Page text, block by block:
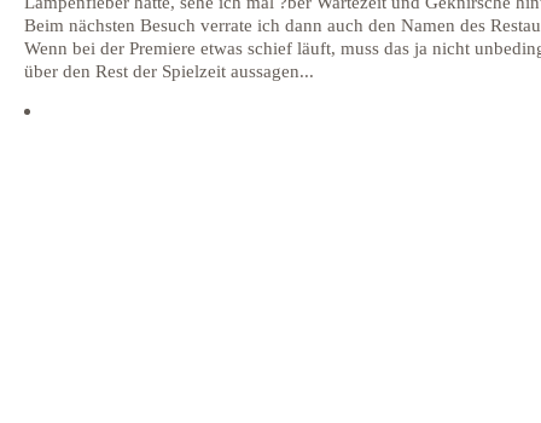
Beim nächsten Besuch verrate ich dann auch den Namen des
Wenn bei der Premiere etwas schief läuft, muss das ja nicht
über den Rest der Spielzeit aussagen...